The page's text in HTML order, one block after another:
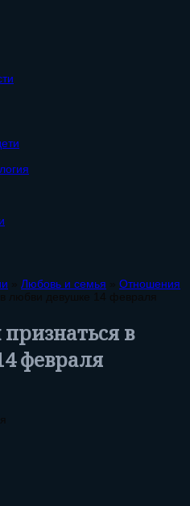
» Любовь и семья » Отношения
любви девушке 14 февраля
в
февраля